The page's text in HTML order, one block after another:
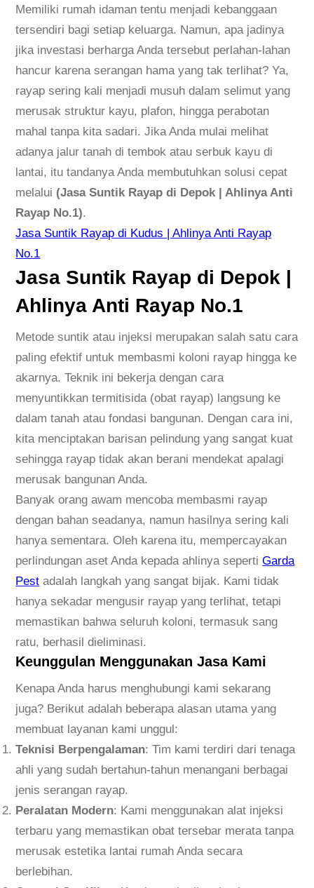
a
S
u
n
t
i
k
R
a
y
a
p
d
e
p
o
k
|
A
h
l
i
n
y
a
A
n
t
i
R
a
p
1
Memiliki rumah idaman tentu menjadi kebanggaan
tersendiri bagi setiap keluarga. Namun, apa jadinya
jika investasi berharga Anda tersebut perlahan-lahan
hancur karena serangan hama yang tak terlihat? Ya,
rayap sering kali menjadi musuh dalam selimut yang
merusak struktur kayu, plafon, hingga perabotan
mahal tanpa kita sadari. Jika Anda mulai melihat
adanya jalur tanah di tembok atau serbuk kayu di
lantai, itu tandanya Anda membutuhkan solusi cepat
melalui (Jasa Suntik Rayap di Depok | Ahlinya Anti
Rayap No.1).
Jasa Suntik Rayap di Kudus | Ahlinya Anti Rayap
No.1
Jasa Suntik Rayap di Depok |
Ahlinya Anti Rayap No.1
Metode suntik atau injeksi merupakan salah satu cara
paling efektif untuk membasmi koloni rayap hingga ke
akarnya. Teknik ini bekerja dengan cara
menyuntikkan termitisida (obat rayap) langsung ke
dalam tanah atau fondasi bangunan. Dengan cara ini,
kita menciptakan barisan pelindung yang sangat kuat
sehingga rayap tidak akan berani mendekat apalagi
merusak bangunan Anda.
Banyak orang awam mencoba membasmi rayap
dengan bahan seadanya, namun hasilnya sering kali
hanya sementara. Oleh karena itu, mempercayakan
perlindungan aset Anda kepada ahlinya sepertiGarda
Pest adalah langkah yang sangat bijak. Kami tidak
hanya sekadar mengusir rayap yang terlihat, tetapi
memastikan bahwa seluruh koloni, termasuk sang
ratu, berhasil dieliminasi.
Keunggulan Menggunakan Jasa Kami
Kenapa Anda harus menghubungi kami sekarang
juga? Berikut adalah beberapa alasan utama yang
membuat layanan kami unggul:
Teknisi Berpengalaman: Tim kami terdiri dari tenaga
ahli yang sudah bertahun-tahun menangani berbagai
jenis serangan rayap.
Peralatan Modern: Kami menggunakan alat injeksi
terbaru yang memastikan obat tersebar merata tanpa
merusak estetika lantai rumah Anda secara
berlebihan.